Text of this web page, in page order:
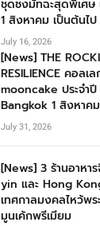
ชุดชงมัทฉะสุดพิเศษ
1 สิงหาคม เป็นต้นไป
July 16, 2026
[News] THE
RESILIENCE คอลเ
mooncake ประจำ
Bangkok 1 สิงหาค
July 31, 2026
[News] 3 ร้านอาหา
yin และ Hong
เทศกาลมงคลไหว้พ
มูนเค้กพรีเมียม